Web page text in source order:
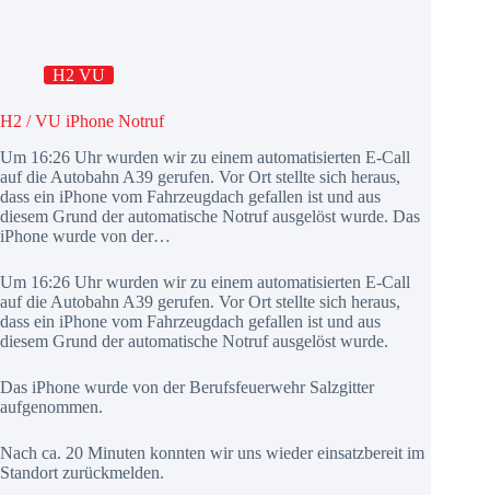
H2 VU
H2 / VU iPhone Notruf
Um 16:26 Uhr wurden wir zu einem automatisierten E-Call
auf die Autobahn A39 gerufen. Vor Ort stellte sich heraus,
dass ein iPhone vom Fahrzeugdach gefallen ist und aus
diesem Grund der automatische Notruf ausgelöst wurde. Das
iPhone wurde von der…
Um 16:26 Uhr wurden wir zu einem automatisierten E-Call
auf die Autobahn A39 gerufen. Vor Ort stellte sich heraus,
dass ein iPhone vom Fahrzeugdach gefallen ist und aus
diesem Grund der automatische Notruf ausgelöst wurde.
Das iPhone wurde von der Berufsfeuerwehr Salzgitter
aufgenommen.
Nach ca. 20 Minuten konnten wir uns wieder einsatzbereit im
Standort zurückmelden.